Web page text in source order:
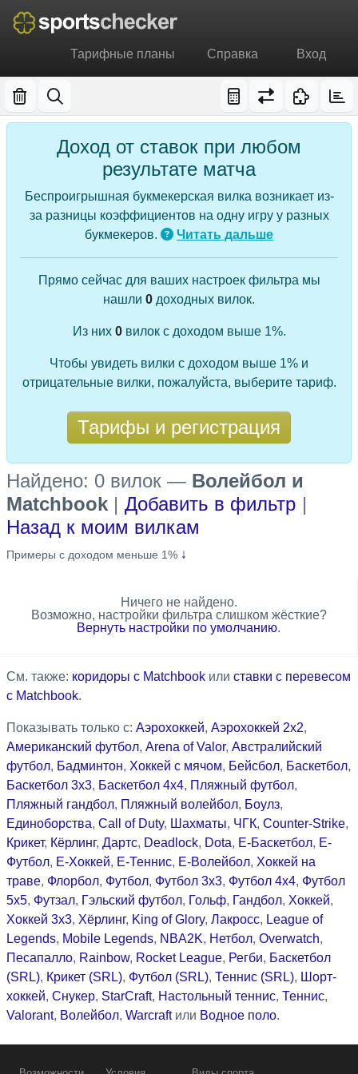
Тарифные планы Справка Вход
Доход от ставок при любом
результате матча
Беспроигрышная букмекерская вилка возникает из-
за разницы коэффициентов на одну игру у разных
букмекеров.
Читать дальше
Прямо сейчас для ваших настроек фильтра мы
нашли 0 доходных вилок.
Из них 0вилок с доходом выше 1%.
Чтобы увидеть вилки с доходом выше 1% и
отрицательные вилки, пожалуйста, выберите тариф.
Тарифы и регистрация
Найдено: 0 вилок — Волейбол и
Matchbook | Добавить в фильтр |
Назад к моим вилкам
Примеры с доходом меньше 1% ↓
Ничего не найдено.
Возможно, настройки фильтра слишком жёсткие?
Вернуть настройки по умолчанию.
См. также: коридоры с Matchbook или ставки с перевесом
с Matchbook.
Показывать только с: Аэрохоккей, Аэрохоккей 2x2,
Американский футбол, Arena of Valor, Австралийский
футбол, Бадминтон, Хоккей с мячом, Бейсбол, Баскетбол,
Баскетбол 3x3, Баскетбол 4x4, Пляжный футбол,
Пляжный гандбол, Пляжный волейбол, Боулз,
Единоборства, Call of Duty, Шахматы, ЧГК, Counter-Strike,
Крикет, Кёрлинг, Дартс, Deadlock, Dota, Е-Баскетбол, Е-
Футбол, Е-Хоккей, Е-Теннис, Е-Волейбол, Хоккей на
траве, Флорбол, Футбол, Футбол 3x3, Футбол 4x4, Футбол
5x5, Футзал, Гэльский футбол, Гольф, Гандбол, Хоккей,
Хоккей 3x3, Хёрлинг, King of Glory, Лакросс, League of
Legends, Mobile Legends, NBA2K, Нетбол, Overwatch,
Песапалло, Rainbow, Rocket League, Регби, Баскетбол
(SRL), Крикет (SRL), Футбол (SRL), Теннис (SRL), Шорт-
хоккей, Снукер, StarCraft, Настольный теннис, Теннис,
Valorant, Волейбол, Warcraftили Водное поло.